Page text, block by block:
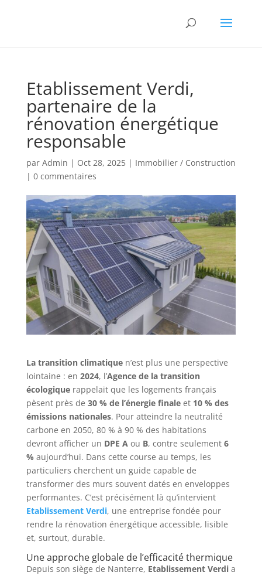
Etablissement Verdi,
partenaire de la
rénovation énergétique
responsable
par Admin | Oct 28, 2025| Immobilier / Construction
| 0 commentaires
La transition climatiquen’est plus une perspective
lointaine : en 2024, l’Agence de la transition
écologiquerappelait que les logements français
pèsent près de 30 % de l’énergie finaleet 10 % des
émissions nationales. Pour atteindre la neutralité
carbone en 2050, 80 % à 90 % des habitations
devront afficher un DPE Aou B, contre seulement 6
% aujourd’hui. Dans cette course au temps, les
particuliers cherchent un guide capable de
transformer des murs souvent datés en enveloppes
performantes. C’est précisément là qu’intervient
Etablissement Verdi, une entreprise fondée pour
rendre la rénovation énergétique accessible, lisible
et, surtout, durable.
Une approche globale de l’efficacité thermique
Depuis son siège de Nanterre, Etablissement Verdia